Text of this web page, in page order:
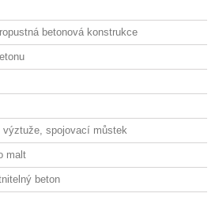
betonová konstrukce
výztuže, spojovací můstek
malt
beton